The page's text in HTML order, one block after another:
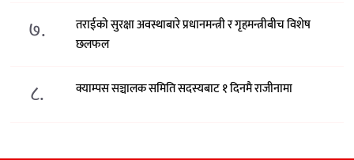
७.
तराईको सुरक्षा अवस्थाबारे प्रधानमन्त्री र गृहमन्त्रीबीच विशेष
छलफल
८. क्याम्पस सञ्चालक समिति सदस्यबाट १ दिनमै राजीनामा